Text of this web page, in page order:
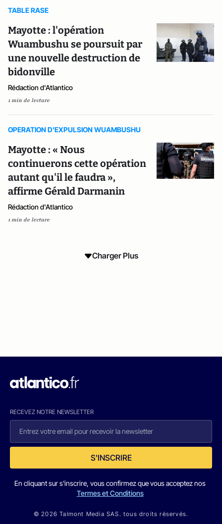
TABLE RASE
Mayotte : l'opération
Wuambushu se poursuit par
une nouvelle destruction de
bidonville
Rédaction d'Atlantico
1 min de lecture
OPERATION D'EXPULSION WUAMBUSHU
Mayotte : « Nous
continuerons cette opération
autant qu'il le faudra »,
affirme Gérald Darmanin
Rédaction d'Atlantico
1 min de lecture
Charger Plus
RECEVEZ NOTRE NEWSLETTER
S'INSCRIRE
En cliquant sur s'inscrire, vous confirmez que vous acceptez nos
Termes et Conditions
© 2026 Talmont Media SAS. tous droits réservés.